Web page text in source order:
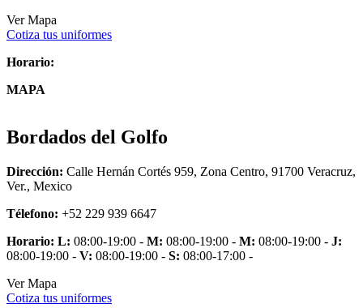
Ver Mapa
Cotiza tus uniformes
Horario:
MAPA
Bordados del Golfo
Dirección: Calle Hernán Cortés 959, Zona Centro, 91700 Veracruz,
Ver., Mexico
Télefono: +52 229 939 6647
Horario: L: 08:00-19:00 - M: 08:00-19:00 - M: 08:00-19:00 - J:
08:00-19:00 - V: 08:00-19:00 - S: 08:00-17:00 -
Ver Mapa
Cotiza tus uniformes